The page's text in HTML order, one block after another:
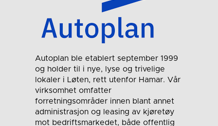
Autoplan ble etablert september 1999
og holder til i nye, lyse og trivelige
lokaler i Løten, rett utenfor Hamar. Vår
virksomhet omfatter
forretningsområder innen blant annet
administrasjon og leasing av kjøretøy
mot bedriftsmarkedet, både offentlig